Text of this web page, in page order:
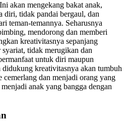
memaksa dan selalu
akan mengekang bakat anak,
diri, tidak pandai bergaul, dan
teman-temannya. Seharusnya
mendorong dan memberi
kreativitasnya sepanjang
tidak merugikan dan
untuk diri maupun
kreativitasnya akan tumbuh
dan menjadi orang yang
anak yang bangga dengan